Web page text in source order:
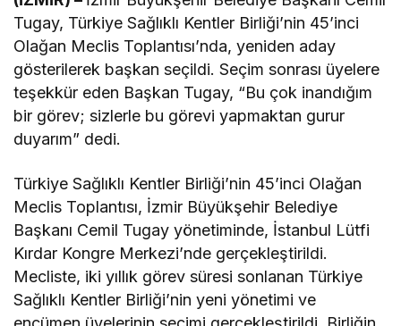
Tugay, Türkiye Sağlıklı Kentler Birliği’nin 45’inci
Olağan Meclis Toplantısı’nda, yeniden aday
gösterilerek başkan seçildi. Seçim sonrası üyelere
teşekkür eden Başkan Tugay, “Bu çok inandığım
bir görev; sizlerle bu görevi yapmaktan gurur
duyarım” dedi.
Türkiye Sağlıklı Kentler Birliği’nin 45’inci Olağan
Meclis Toplantısı, İzmir Büyükşehir Belediye
Başkanı Cemil Tugay yönetiminde, İstanbul Lütfi
Kırdar Kongre Merkezi’nde gerçekleştirildi.
Mecliste, iki yıllık görev süresi sonlanan Türkiye
Sağlıklı Kentler Birliği’nin yeni yönetimi ve